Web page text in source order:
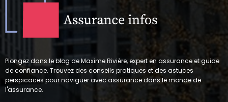
Plongez dans le blog de Maxime Rivière, expert en assurance et guide
de confiance. Trouvez des conseils pratiques et des astuces
perspicaces pour naviguer avec assurance dans le monde de
l'assurance.